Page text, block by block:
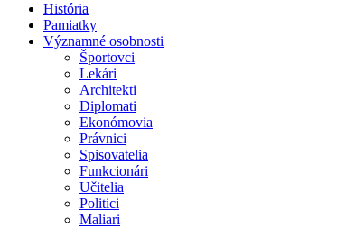
História
Pamiatky
Významné osobnosti
Športovci
Lekári
Architekti
Diplomati
Ekonómovia
Právnici
Spisovatelia
Funkcionári
Učitelia
Politici
Maliari